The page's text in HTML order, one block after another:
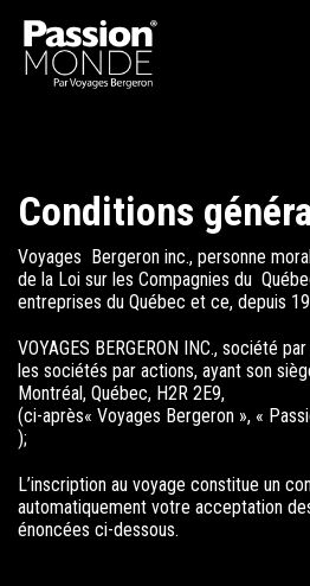
Conditions
Voyages Bergeron inc., personne
de la Loi sur les Compagnies du
entreprises du Québec et ce, depuis
VOYAGES BERGERON INC., société
les sociétés par actions, ayant son
Montréal, Québec, H2R 2E9,
(ci-après« Voyages Bergeron », «
);
L’inscription au voyage constitue un
automatiquement votre acceptation
énoncées ci-dessous.